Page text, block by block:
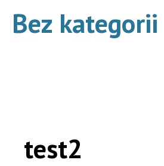
Bez kategorii
test2